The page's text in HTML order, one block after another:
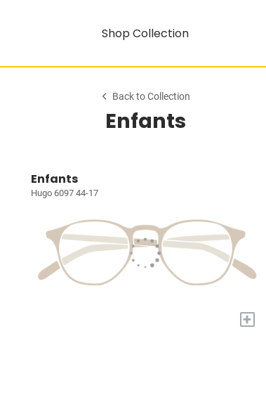
Shop Collection
Back to Collection
Enfants
Enfants
Hugo 6097 44-17
+